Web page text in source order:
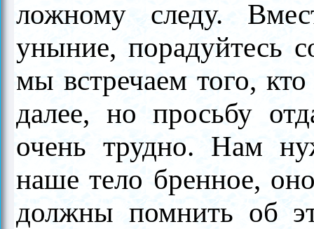
ложному следу.
уныние, порадуйтесь
мы встречаем того,
далее, но просьбу
очень трудно. Нам
наше тело бренное,
должны помнить об